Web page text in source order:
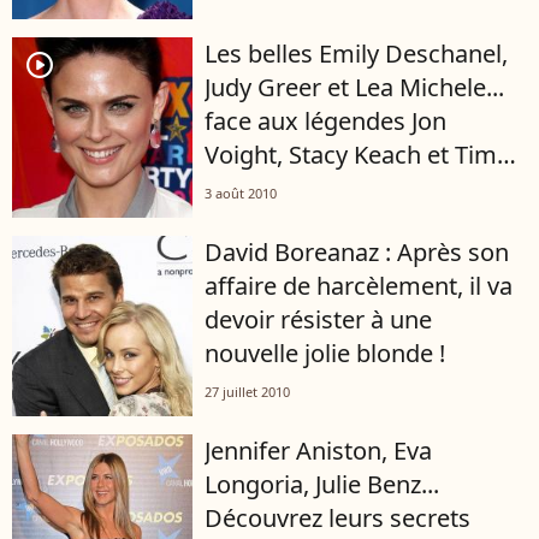
player2
Les belles Emily Deschanel,
Judy Greer et Lea Michele...
face aux légendes Jon
Voight, Stacy Keach et Tim
Roth !
3 août 2010
David Boreanaz : Après son
affaire de harcèlement, il va
devoir résister à une
nouvelle jolie blonde !
27 juillet 2010
Jennifer Aniston, Eva
Longoria, Julie Benz...
Découvrez leurs secrets